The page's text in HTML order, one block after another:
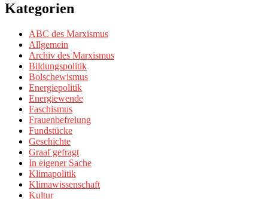
Kategorien
ABC des Marxismus
Allgemein
Archiv des Marxismus
Bildungspolitik
Bolschewismus
Energiepolitik
Energiewende
Faschismus
Frauenbefreiung
Fundstücke
Geschichte
Graaf gefragt
In eigener Sache
Klimapolitik
Klimawissenschaft
Kultur